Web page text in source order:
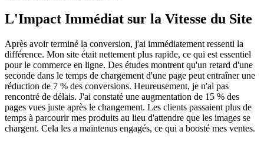
L'Impact Immédiat sur la Vitesse du Site
Après avoir terminé la conversion, j'ai immédiatement ressenti la
différence. Mon site était nettement plus rapide, ce qui est essentiel
pour le commerce en ligne. Des études montrent qu'un retard d'une
seconde dans le temps de chargement d'une page peut entraîner une
réduction de 7 % des conversions. Heureusement, je n'ai pas
rencontré de délais. J'ai constaté une augmentation de 15 % des
pages vues juste après le changement. Les clients passaient plus de
temps à parcourir mes produits au lieu d'attendre que les images se
chargent. Cela les a maintenus engagés, ce qui a boosté mes ventes.